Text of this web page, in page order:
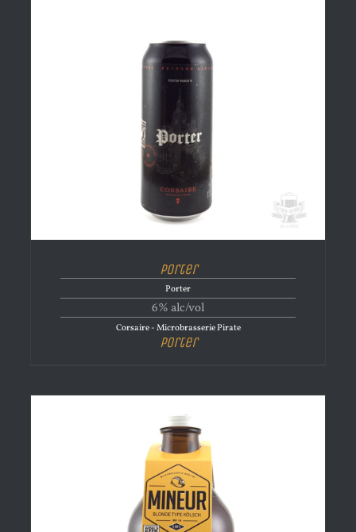
Porter
Porter
6% alc/vol
Corsaire - Microbrasserie Pirate
Porter